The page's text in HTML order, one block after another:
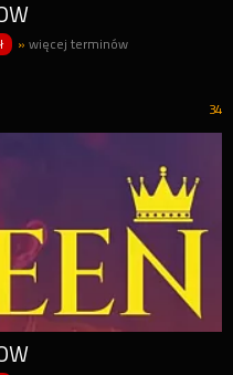
»więcej terminów
34